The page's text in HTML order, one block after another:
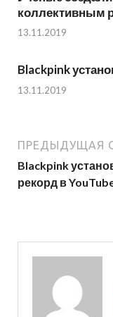
коллективным
13.11.2019
Blackpink
13.11.2019
ПРЕДЫДУЩАЯ
Blackpink
рекорд в